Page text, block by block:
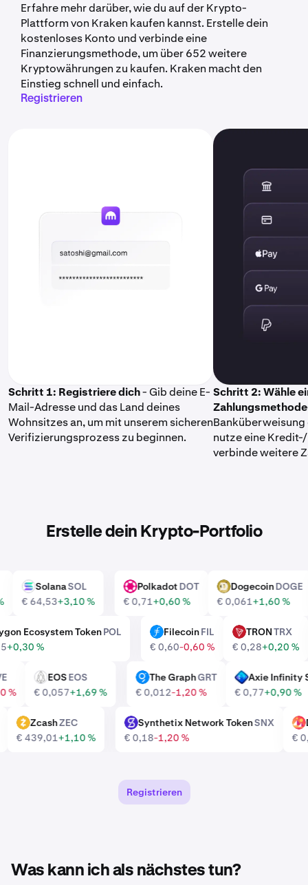
Erfahre mehr darüber, wie du auf der Krypto-
Plattform von Kraken kaufen kannst. Erstelle dein
kostenloses Konto und verbinde eine
Finanzierungsmethode, um über 652 weitere
Kryptowährungen zu kaufen. Kraken macht den
Einstieg schnell und einfach.
Registrieren
Schritt 1: Registriere dich- Gib deine E-
Mail-Adresse und das Land deines
Wohnsitzes an, um mit unserem sicheren
Verifizierungsprozess zu beginnen.
Schritt 2: Wähle
Zahlungsmethode
Banküberweisung
nutze eine
verbinde weitere
Erstelle dein Krypto-Portfolio
DOT PolkadotDOT
€ 0,71+0,60 %
DOGEDogecoin
€ 0,061+1,60 %
SOL SolanaSOL
€ 64,53+3,10 %
FIL FilecoinFIL
€ 0,60-0,60 %
TRX TRONTRX
€ 0,28+0,20 %
Ecosystem TokenPOL
+0,30 %
GRT The GraphGRT
€ 0,012-1,20 %
AXS Axie
€ 0,77+0,90
%
EOS EOSEOS
€ 0,057+1,69 %
SNX Synthetix Network TokenSNX
€ 0,18-1,20 %
ZEC ZcashZEC
€ 439,01+1,10 %
Registrieren
Was kann ich als nächstes tun?